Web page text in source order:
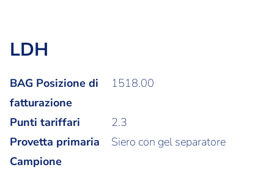
LDH
BAG Posizione di
fatturazione
1518.00
Punti tariffari
2.3
Provetta primaria
Siero con gel separatore
Campione